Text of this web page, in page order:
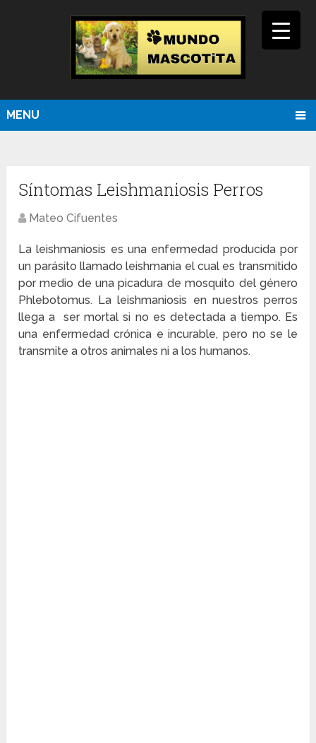
MENU
Síntomas Leishmaniosis Perros
Mateo Cifuentes
La leishmaniosis es una enfermedad producida por
un parásito llamado leishmania el cual es transmitido
por medio de una picadura de mosquito del género
Phlebotomus. La leishmaniosis en nuestros perros
llega a ser mortal si no es detectada a tiempo. Es
una enfermedad crónica e incurable, pero no se le
transmite a otros animales ni a los humanos.